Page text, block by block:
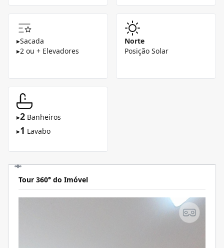
▸Sacada
▸2 ou + Elevadores
Norte
Posição Solar
▸2 Banheiros
▸1 Lavabo
Tour 360° do Imóvel